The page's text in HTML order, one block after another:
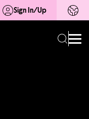
Sign In/Up